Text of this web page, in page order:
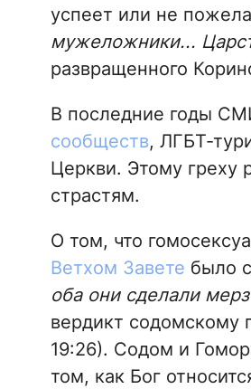
успеет или не
мужеложники...
развращенного
В последние годы
сообществ, ЛГБТ-
Церкви. Этому греху
страстям.
О том, что
Ветхом Завете было
оба они сделали
вердикт содомскому
19:26). Содом и
том, как Бог